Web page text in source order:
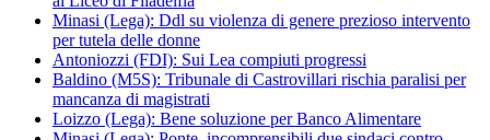
Minasi (Lega): Ddl su violenza di genere prezioso intervento
per tutela delle donne
Antoniozzi (FDI): Sui Lea compiuti progressi
Baldino (M5S): Tribunale di Castrovillari rischia paralisi per
mancanza di magistrati
Loizzo (Lega): Bene soluzione per Banco Alimentare